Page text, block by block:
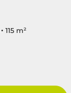
115 m²